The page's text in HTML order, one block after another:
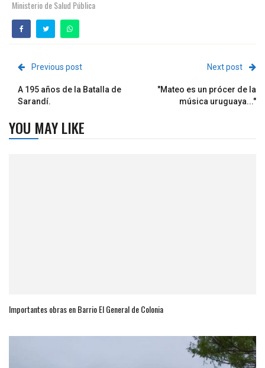
Ministerio de Salud Pública
Previous post
A 195 años de la Batalla de
Sarandí.
Next post
"Mateo es un prócer de la
música uruguaya..."
YOU MAY LIKE
Importantes obras en Barrio El General de Colonia